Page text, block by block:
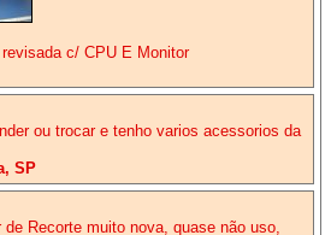
c/ CPU E Monitor
ou trocar e tenho varios acessorios da
SP
de Recorte muito nova, quase não uso,